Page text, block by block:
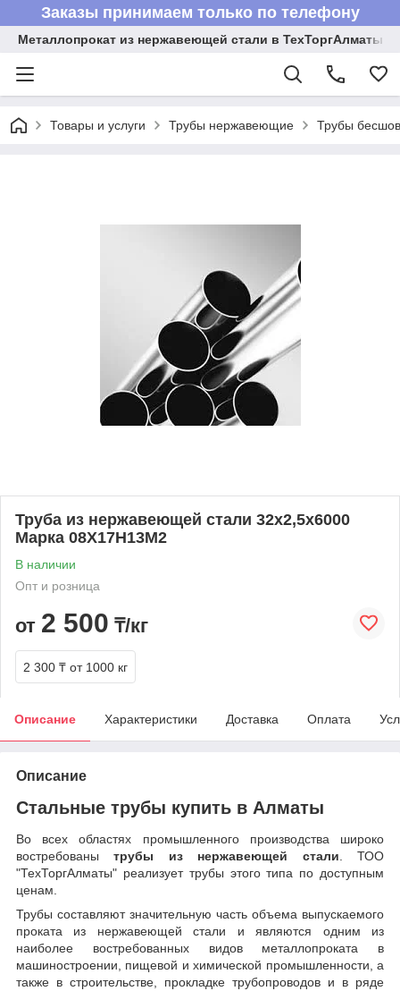
Заказы принимаем только по телефону
Металлопрокат из нержавеющей стали в ТехТоргАлматы
Товары и услуги Трубы нержавеющие Трубы
Труба из нержавеющей стали 32х2,5х6000
Марка 08Х17Н13М2
В наличии
Опт и розница
от 2 500 ₸/кг
2 300 ₸ от 1000 кг
Описание Характеристики Доставка Оплата
Описание
Стальные трубы купить в Алматы
Во всех областях промышленного производства широко
востребованытрубы из нержавеющей стали. ТОО
"ТехТоргАлматы" реализует трубы этого типа по доступным
ценам.
Трубы составляют значительную часть объема выпускаемого
проката из нержавеющей стали и являются одним из
наиболее востребованных видов металлопроката в
машиностроении, пищевой и химической промышленности, а
также в строительстве, прокладке трубопроводов и в ряде